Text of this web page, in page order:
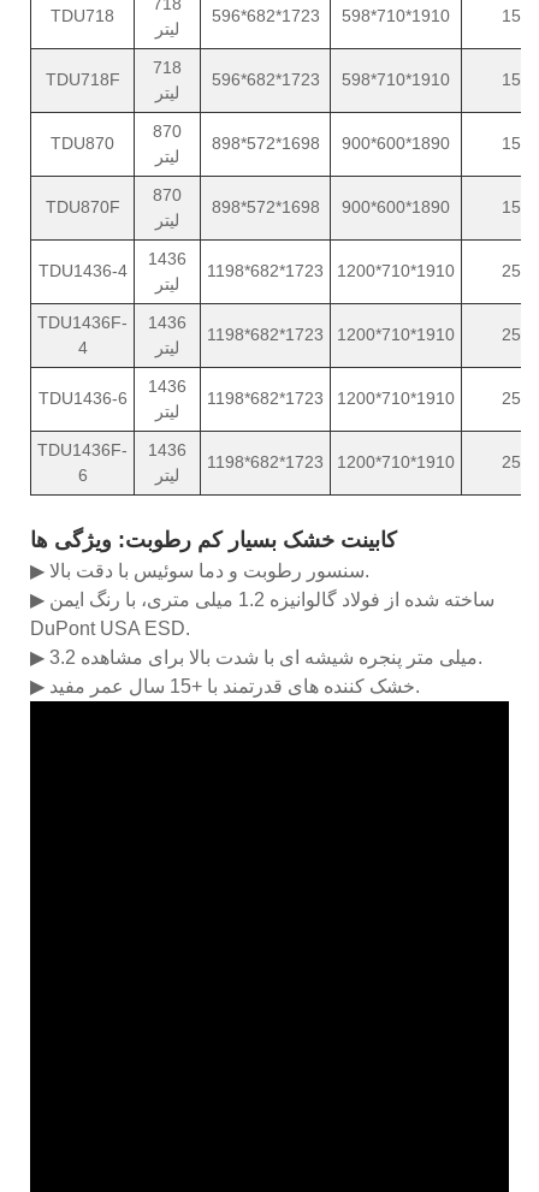
TDU718
لیتر
596*682*1723 598*710*1910 15
TDU718F
718
لیتر
596*682*1723 598*710*1910 15
TDU870
870
لیتر
898*572*1698 900*600*1890 15
TDU870F
870
لیتر
898*572*1698 900*600*1890 15
TDU1436-4
1436
لیتر
1198*682*1723 1200*710*1910 25
TDU1436F-
4
1436
لیتر
1198*682*1723 1200*710*1910 25
TDU1436-6
1436
لیتر
1198*682*1723 1200*710*1910 25
TDU1436F-
6
1436
لیتر
1198*682*1723 1200*710*1910 25
کابینت خشک بسیار کم رطوبت: ویژگی ها
▶ سنسور رطوبت و دما سوئیس با دقت بالا.
▶ ساخته شده از فولاد گالوانیزه 1.2 میلی متری، با رنگ ایمن
DuPont USA ESD.
▶ 3.2 میلی متر پنجره شیشه ای با شدت بالا برای مشاهده.
▶ خشک کننده های قدرتمند با +15 سال عمر مفید.